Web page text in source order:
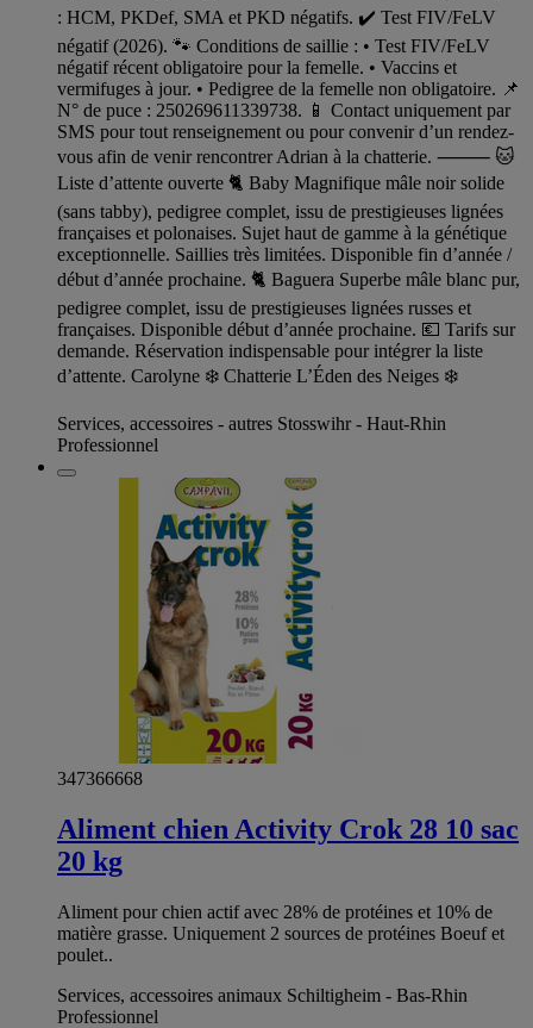
: HCM, PKDef, SMA et PKD négatifs. ✔️ Test FIV/FeLV
négatif (2026). 🐾 Conditions de saillie : • Test FIV/FeLV
négatif récent obligatoire pour la femelle. • Vaccins et
vermifuges à jour. • Pedigree de la femelle non obligatoire. 📌
N° de puce : 250269611339738. 📱 Contact uniquement par
SMS pour tout renseignement ou pour convenir d’un rendez-
vous afin de venir rencontrer Adrian à la chatterie. ⸻ 🐱
Liste d’attente ouverte 🐈 Baby Magnifique mâle noir solide
(sans tabby), pedigree complet, issu de prestigieuses lignées
françaises et polonaises. Sujet haut de gamme à la génétique
exceptionnelle. Saillies très limitées. Disponible fin d’année /
début d’année prochaine. 🐈 Baguera Superbe mâle blanc pur,
pedigree complet, issu de prestigieuses lignées russes et
françaises. Disponible début d’année prochaine. 💶 Tarifs sur
demande. Réservation indispensable pour intégrer la liste
d’attente. Carolyne ❄️ Chatterie L’Éden des Neiges ❄️
Services, accessoires - autres Stosswihr - Haut-Rhin
Professionnel
347366668
Aliment chien Activity Crok 28 10 sac
20 kg
Aliment pour chien actif avec 28% de protéines et 10% de
matière grasse. Uniquement 2 sources de protéines Boeuf et
poulet..
Services, accessoires animaux Schiltigheim - Bas-Rhin
Professionnel